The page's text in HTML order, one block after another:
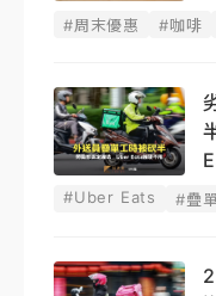
#周末優惠 #咖啡
#Uber Eats #疊